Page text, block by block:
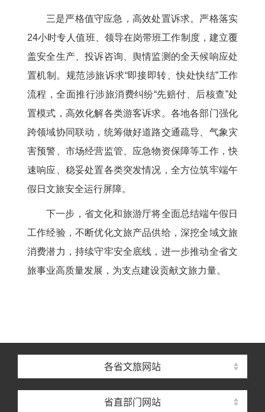
三是严格值守应急，高效处置诉求。严格落实
24小时专人值班、领导在岗带班工作制度，建立覆
盖安全生产、投诉咨询、舆情监测的全天候响应处
置机制。规范涉旅诉求“即接即转、快处快结”工作
流程，全面推行涉旅消费纠纷“先赔付、后核查”处
置模式，高效化解各类游客诉求。各地各部门强化
跨领域协同联动，统筹做好道路交通疏导、气象灾
害预警、市场经营监管、应急物资保障等工作，快
速响应、稳妥处置各类突发情况，全方位筑牢端午
假日文旅安全运行屏障。
下一步，省文化和旅游厅将全面总结端午假日
工作经验，不断优化文旅产品供给，深挖全域文旅
消费潜力，持续守牢安全底线，进一步推动全省文
旅事业高质量发展，为支点建设贡献文旅力量。
各省文旅网站
省直部门网站